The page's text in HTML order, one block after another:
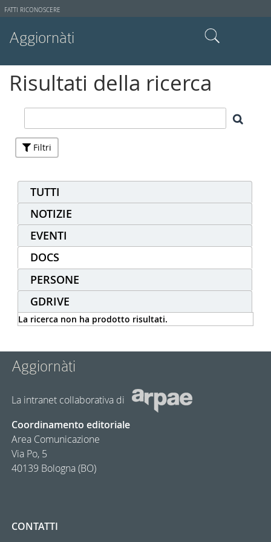
Strumenti
FATTI RICONOSCERE
Aggiornàti
Ricerca avanzata…
Risultati della ricerca
Filtri
TUTTI
NOTIZIE
EVENTI
DOCS
PERSONE
GDRIVE
La ricerca non ha prodotto risultati.
Aggiornàti
La intranet collaborativa di
Coordinamento editoriale
Area Comunicazione
Via Po, 5
40139 Bologna (BO)
CONTATTI